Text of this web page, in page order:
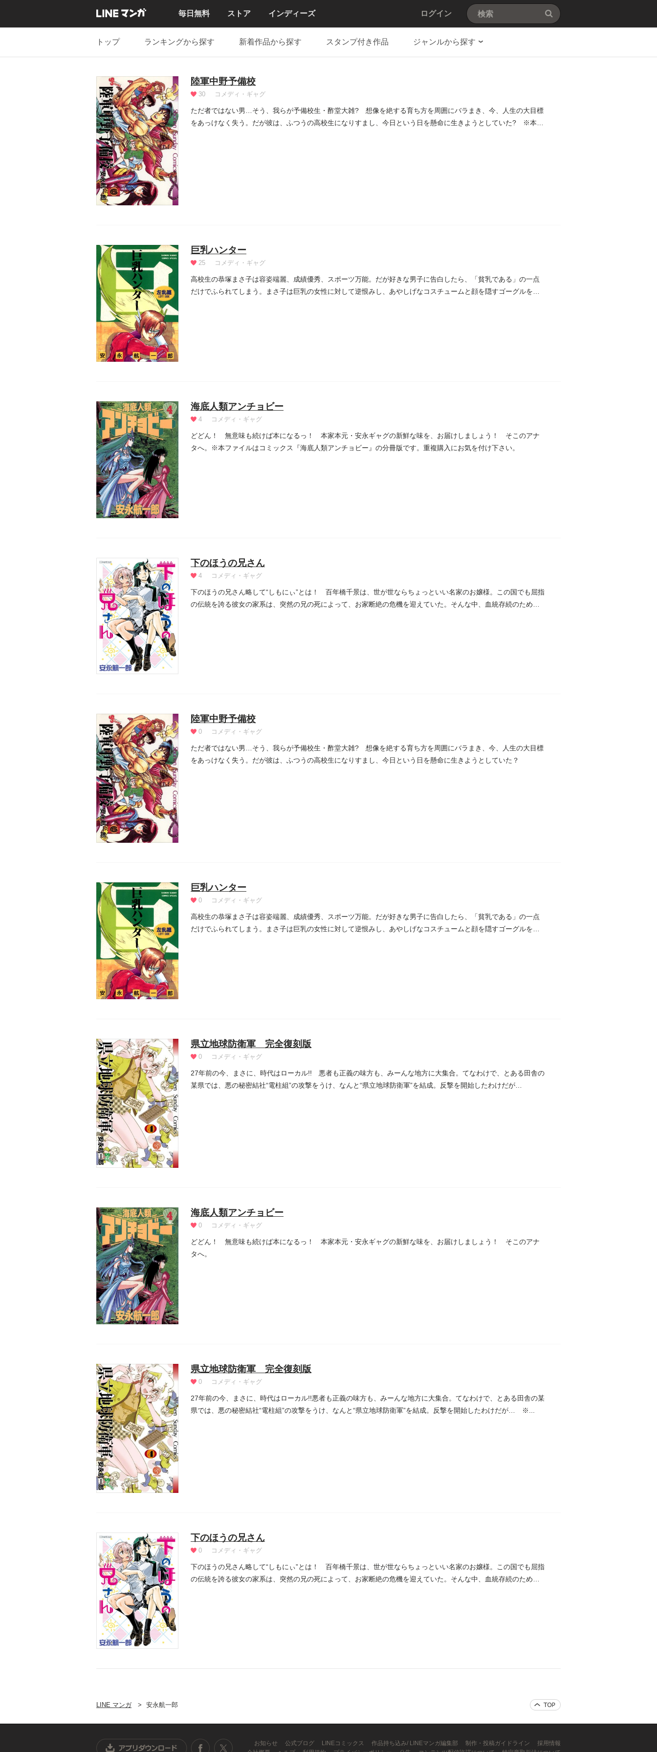
毎日無料 ストア インディーズ ログイン
トップ ランキングから探す 新着作品から探す スタンプ付き作品 ジャンルから探す
陸軍中野予備校
30 コメディ・ギャグ
ただ者ではない男…そう、我らが予備校生・酢堂大雑? 想像を絶する育ち方を周囲にバラまき、今、人生の大目標
をあっけなく失う。だが彼は、ふつうの高校生になりすまし、今日という日を懸命に生きようとしていた? ※本フ
巨乳ハンター
25 コメディ・ギャグ
高校生の恭塚まさ子は容姿端麗、成績優秀、スポーツ万能。だが好きな男子に告白したら、「貧乳である」の一点
だけでふられてしまう。まさ子は巨乳の女性に対して逆恨みし、あやしげなコスチュームと顔を隠すゴーグルを自
海底人類アンチョビー
4 コメディ・ギャグ
どどん！ 無意味も続けば本になるっ！ 本家本元・安永ギャグの新鮮な味を、お届けしましょう！ そこのアナ
タへ。※本ファイルはコミックス『海底人類アンチョビー』の分冊版です。重複購入にお気を付け下さい。
下のほうの兄さん
4 コメディ・ギャグ
下のほうの兄さん略して“しもにぃ”とは！ 百年橋千景は、世が世ならちょっといい名家のお嬢様。この国でも屈指
の伝統を誇る彼女の家系は、突然の兄の死によって、お家断絶の危機を迎えていた。そんな中、血統存続のため
陸軍中野予備校
0 コメディ・ギャグ
ただ者ではない男…そう、我らが予備校生・酢堂大雑? 想像を絶する育ち方を周囲にバラまき、今、人生の大目標
をあっけなく失う。だが彼は、ふつうの高校生になりすまし、今日という日を懸命に生きようとしていた？
巨乳ハンター
0 コメディ・ギャグ
高校生の恭塚まさ子は容姿端麗、成績優秀、スポーツ万能。だが好きな男子に告白したら、「貧乳である」の一点
だけでふられてしまう。まさ子は巨乳の女性に対して逆恨みし、あやしげなコスチュームと顔を隠すゴーグルを自
県立地球防衛軍 完全復刻版
0 コメディ・ギャグ
27年前の今、まさに、時代はローカル!! 悪者も正義の味方も、みーんな地方に大集合。てなわけで、とある田舎の
某県では、悪の秘密結社“電柱組”の攻撃をうけ、なんと“県立地球防衛軍”を結成。反撃を開始したわけだが…
海底人類アンチョビー
0 コメディ・ギャグ
どどん！ 無意味も続けば本になるっ！ 本家本元・安永ギャグの新鮮な味を、お届けしましょう！ そこのアナ
タへ。
県立地球防衛軍 完全復刻版
0 コメディ・ギャグ
27年前の今、まさに、時代はローカル!!悪者も正義の味方も、みーんな地方に大集合。てなわけで、とある田舎の某
県では、悪の秘密結社“電柱組”の攻撃をうけ、なんと“県立地球防衛軍”を結成。反撃を開始したわけだが… ※...
下のほうの兄さん
0 コメディ・ギャグ
下のほうの兄さん略して“しもにぃ”とは！ 百年橋千景は、世が世ならちょっといい名家のお嬢様。この国でも屈指
の伝統を誇る彼女の家系は、突然の兄の死によって、お家断絶の危機を迎えていた。そんな中、血統存続のため
LINE マンガ 安永航一郎
お知らせ 公式ブログ LINEコミックス 作品持ち込み/ LINEマンガ編集部 制作・投稿ガイドライン
採用情報